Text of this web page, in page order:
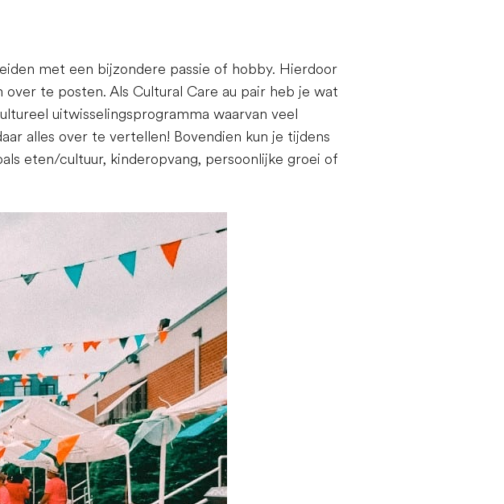
met een bijzondere passie of hobby. Hierdoor
te posten. Als Cultural Care au pair heb je wat
uitwisselingsprogramma waarvan veel
alles over te vertellen! Bovendien kun je tijdens
eten/cultuur, kinderopvang, persoonlijke groei of